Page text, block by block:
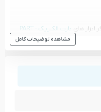
ابزار های
پارت الکتریک - PART
مشاهده توضیحات کامل